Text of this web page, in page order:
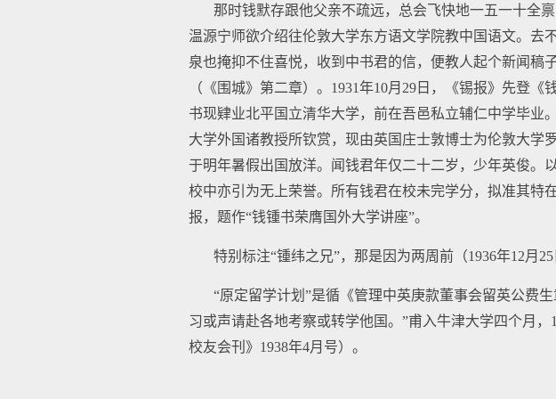
那时钱默存跟他父亲不疏远，总会飞快地一五一十全
温源宁师欲介绍往伦敦大学东方语文学院教中国语文。去
泉也掩抑不住喜悦，收到中书君的信，便教人起个新闻
（《围城》第二章）。1931年10月29日，《锡报》先登
书现肄业北平国立清华大学，前在吾邑私立辅仁中学毕业
大学外国诸教授所钦赏，现由英国庄士敦博士为伦敦大学
于明年暑假出国放洋。闻钱君年仅二十二岁，少年英俊。
校中亦引为无上荣誉。所有钱君在校未完学分，拟准其特
报，题作“钱锺书荣膺国外大学讲座”。
特别标注“锺纬之兄”，那是因为两周前（1936年12月
“原定留学计划”是循《管理中英庚款董事会留英公费
习或声请赴各地考察或转学他国。”甫入牛津大学四个月
校友会刊》1938年4月号）。